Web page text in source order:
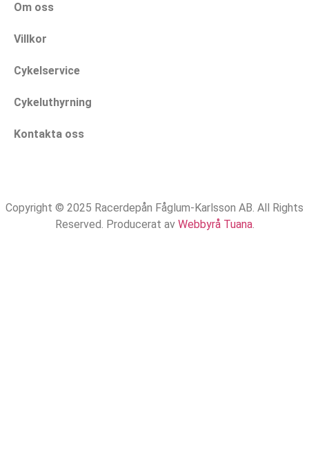
Om oss
Villkor
Cykelservice
Cykeluthyrning
Kontakta oss
Copyright © 2025 Racerdepån Fåglum-Karlsson AB. All Rights
Reserved. Producerat av Webbyrå Tuana.​